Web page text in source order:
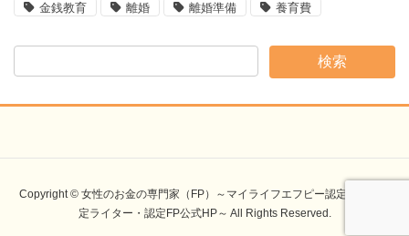
金銭教育 離婚 離婚準備 養育費
Copyright © 女性のお金の専門家（FP）～マイライフエフピー認定講師・認
定ライター・認定FP公式HP～ All Rights Reserved.